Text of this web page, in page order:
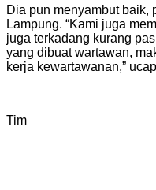
Dia pun menyambut baik,
Lampung. “Kami juga
juga terkadang kurang
yang dibuat wartawan,
kerja kewartawanan,”
Tim